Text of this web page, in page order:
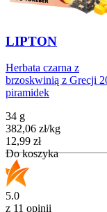
LIPTON
Herbata czarna z
brzoskwinią z Grecji
piramidek
34 g
382,06 zł/kg
Cena
12,99 zł
Do koszyka
5.0
z 11 opinii